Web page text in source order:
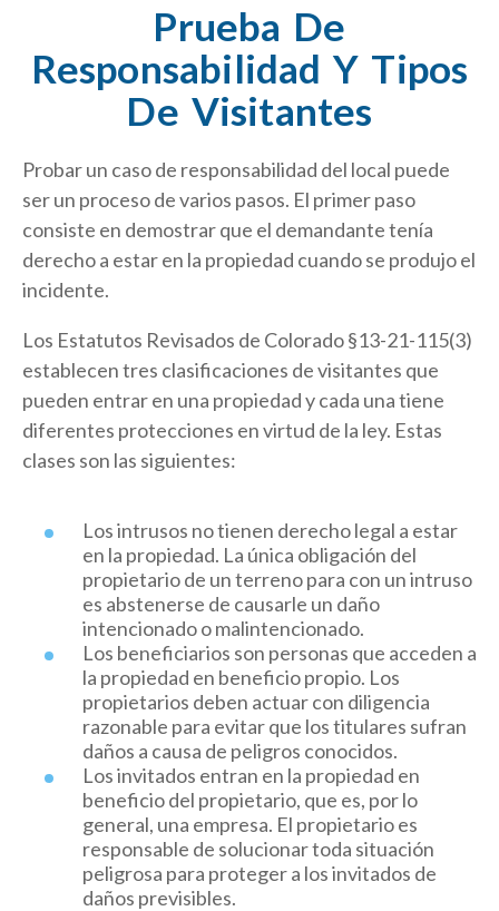
Prueba De
Responsabilidad Y Tipos
De Visitantes
Probar un caso de responsabilidad del local puede
ser un proceso de varios pasos. El primer paso
consiste en demostrar que el demandante tenía
derecho a estar en la propiedad cuando se produjo el
incidente.
Los Estatutos Revisados de Colorado §13-21-115(3)
establecen tres clasificaciones de visitantes que
pueden entrar en una propiedad y cada una tiene
diferentes protecciones en virtud de la ley. Estas
clases son las siguientes:
Los intrusos no tienen derecho legal a estar
en la propiedad. La única obligación del
propietario de un terreno para con un intruso
es abstenerse de causarle un daño
intencionado o malintencionado.
Los beneficiarios son personas que acceden a
la propiedad en beneficio propio. Los
propietarios deben actuar con diligencia
razonable para evitar que los titulares sufran
daños a causa de peligros conocidos.
Los invitados entran en la propiedad en
beneficio del propietario, que es, por lo
general, una empresa. El propietario es
responsable de solucionar toda situación
peligrosa para proteger a los invitados de
daños previsibles.